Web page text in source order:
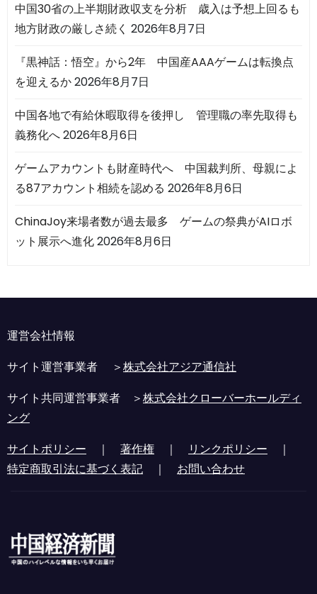
中国30省の上半期財政収支を分析 歳入は予想上回るも
地方財政の厳しさ続く 2026年8月7日
『黒神話：悟空』から2年 中国産AAAゲームは転換点
を迎えるか2026年8月7日
中国各地で有給休暇取得を後押し 管理職の率先取得も
義務化へ2026年8月6日
ゲームアカウントも財産時代へ 中国裁判所、母親によ
る87アカウント相続を認める 2026年8月6日
ChinaJoy来場者数が過去最多 ゲームの祭典がAIロボ
ット展示へ進化2026年8月6日
運営会社情報
サイト運営事業者 ＞株式会社アジア通信社
サイト共同運営事業者 ＞株式会社クローバーホールディ
ング
サイトポリシー ｜ 著作権 ｜ リンクポリシー ｜
特定商取引法に基づく表記 ｜ お問い合わせ